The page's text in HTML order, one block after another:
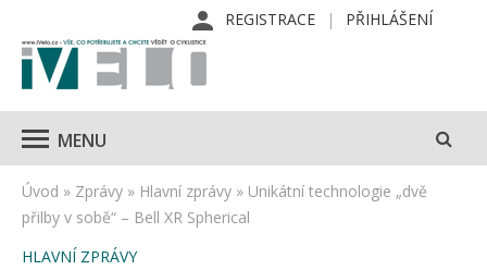
REGISTRACE PŘIHLÁŠENÍ
MENU
Úvod » Zprávy » Hlavní zprávy » Unikátní technologie „dvě
přilby v sobě“ – Bell XR Spherical
HLAVNÍ ZPRÁVY